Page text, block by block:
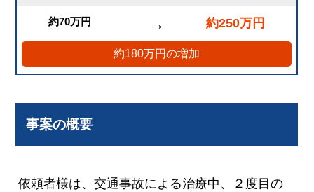
約70万円 → 約250万円
約180万円の増加
事案の概要
依頼者様は、交通事故による治療中、２度目の